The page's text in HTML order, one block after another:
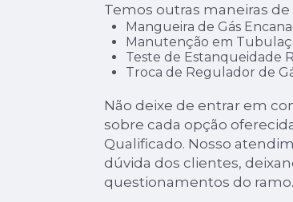
Temos outras maneiras
Mangueira de Gás
Manutenção em
Teste de Estanqueidade
Troca de Regulador de
Não deixe de entrar em
sobre cada opção
Qualificado. Nosso
dúvida dos clientes,
questionamentos do ramo.